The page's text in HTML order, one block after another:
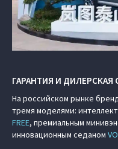
ГАРАНТИЯ И ДИЛЕРСКАЯ
На российском рынке
тремя моделями:
FREE, премиальным
инновационным седаном